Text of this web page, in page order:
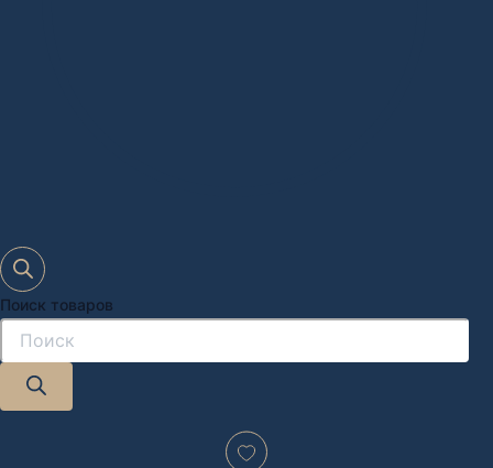
Поиск товаров
Дизайн-проект "под ключ" в Москве